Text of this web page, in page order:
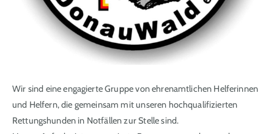
Wir sind eine engagierte Gruppe von ehrenamtlichen Helferinnen
und Helfern, die gemeinsam mit unseren hochqualifizierten
Rettungshunden in Notfällen zur Stelle sind.